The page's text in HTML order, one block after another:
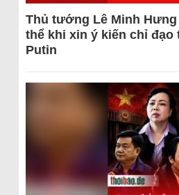
Thủ tướng Lê Minh
thể khi xin ý kiến chỉ đạo
Putin